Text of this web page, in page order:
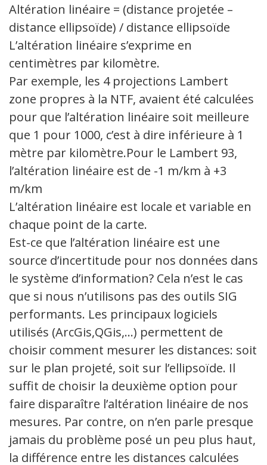
Altération linéaire = (distance projetée –
distance ellipsoïde) / distance ellipsoïde
L’altération linéaire s’exprime en
centimètres par kilomètre.
Par exemple, les 4 projections Lambert
zone propres à la NTF, avaient été calculées
pour que l’altération linéaire soit meilleure
que 1 pour 1000, c’est à dire inférieure à 1
mètre par kilomètre.Pour le Lambert 93,
l’altération linéaire est de -1 m/km à +3
m/km
L’altération linéaire est locale et variable en
chaque point de la carte.
Est-ce que l’altération linéaire est une
source d’incertitude pour nos données dans
le système d’information? Cela n’est le cas
que si nous n’utilisons pas des outils SIG
performants. Les principaux logiciels
utilisés (ArcGis,QGis,…) permettent de
choisir comment mesurer les distances: soit
sur le plan projeté, soit sur l’ellipsoïde. Il
suffit de choisir la deuxième option pour
faire disparaître l’altération linéaire de nos
mesures. Par contre, on n’en parle presque
jamais du problème posé un peu plus haut,
la différence entre les distances calculées